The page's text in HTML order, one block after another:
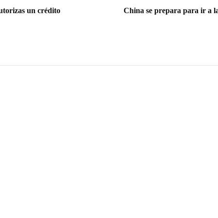
un crédito China se prepara para ir a